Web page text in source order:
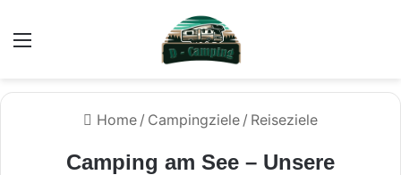
Home / Campingziele / Reiseziele
Camping am See – Unsere